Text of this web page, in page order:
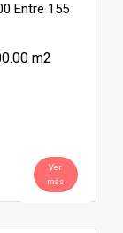
Entre 155
m2
Ver
más